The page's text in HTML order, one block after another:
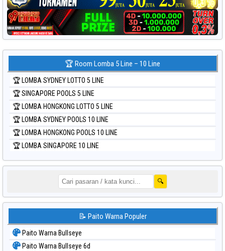
🏆 Room Lomba 5 Line – 10 Line
🏆 LOMBA SYDNEY LOTTO 5 LINE
🏆 SINGAPORE POOLS 5 LINE
🏆 LOMBA HONGKONG LOTTO 5 LINE
🏆 LOMBA SYDNEY POOLS 10 LINE
🏆 LOMBA HONGKONG POOLS 10 LINE
🏆 LOMBA SINGAPORE 10 LINE
🔍
📝 Paito Warna Populer
Paito Warna Bullseye
Paito Warna Bullseye 6d